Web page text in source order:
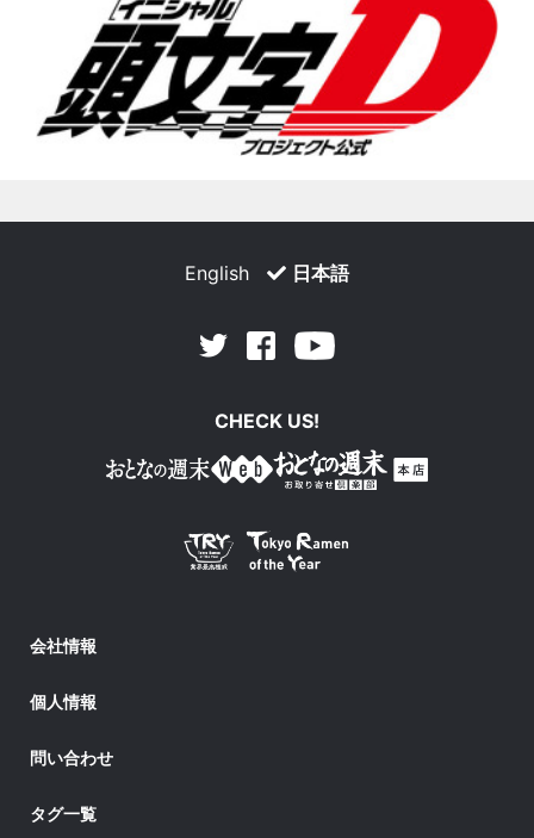
English 日本語
Twitter Facebook
CHECK US!
会社情報
個人情報
問い合わせ
タグ一覧